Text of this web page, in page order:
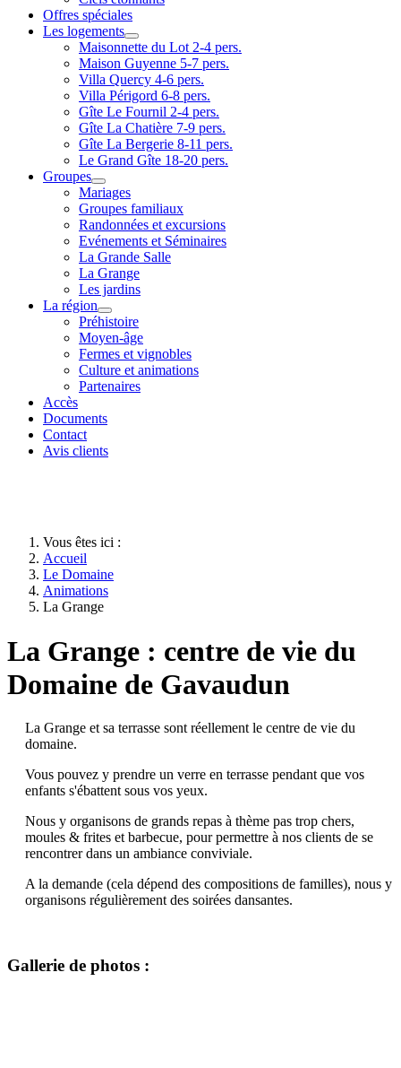
Offres spéciales
Les logements
Maisonnette du Lot 2-4 pers.
Maison Guyenne 5-7 pers.
Villa Quercy 4-6 pers.
Villa Périgord 6-8 pers.
Gîte Le Fournil 2-4 pers.
Gîte La Chatière 7-9 pers.
Gîte La Bergerie 8-11 pers.
Le Grand Gîte 18-20 pers.
Groupes
Mariages
Groupes familiaux
Randonnées et excursions
Evénements et Séminaires
La Grande Salle
La Grange
Les jardins
La région
Préhistoire
Moyen-âge
Fermes et vignobles
Culture et animations
Partenaires
Accès
Documents
Contact
Avis clients
Vous êtes ici :
Accueil
Le Domaine
Animations
La Grange
La Grange : centre de vie du
Domaine de Gavaudun
La Grange et sa terrasse sont réellement le centre de vie du
domaine.
Vous pouvez y prendre un verre en terrasse pendant que vos
enfants s'ébattent sous vos yeux.
Nous y organisons de grands repas à thème pas trop chers,
moules & frites et barbecue, pour permettre à nos clients de se
rencontrer dans un ambiance conviviale.
A la demande (cela dépend des compositions de familles), nous y
organisons régulièrement des soirées dansantes.
Gallerie de photos :